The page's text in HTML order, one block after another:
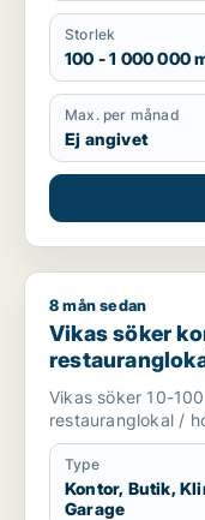
Storlek
100 - 1 000 000
Max. per månad
Ej angivet
Vikas söker
8 mån sedan
Vikas söker
salu i
Österåker m.fl.
Vikas söker 10-
restauranglokal /
Type
Kontor, Butik,
Garage